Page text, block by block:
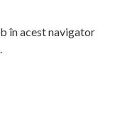
în acest navigator